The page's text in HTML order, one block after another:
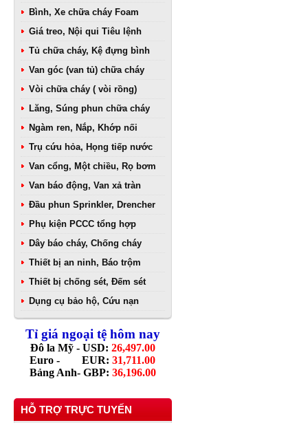
Bình, Xe chữa cháy Foam
Giá treo, Nội qui Tiêu lệnh
Tủ chữa cháy, Kệ đựng bình
Van góc (van tủ) chữa cháy
Vòi chữa cháy ( vòi rồng)
Lăng, Súng phun chữa cháy
Ngàm ren, Nắp, Khớp nối
Trụ cứu hỏa, Họng tiếp nước
Van cổng, Một chiều, Rọ bơm
Van báo động, Van xả tràn
Đầu phun Sprinkler, Drencher
Phụ kiện PCCC tổng hợp
Dây báo cháy, Chống cháy
Thiết bị an ninh, Báo trộm
Thiết bị chống sét, Đếm sét
Dụng cụ bảo hộ, Cứu nạn
Tỉ giá ngoại tệ hôm nay
Đô la Mỹ - USD: 26,497.00
Euro - EUR: 31,711.00
Bảng Anh- GBP: 36,196.00
HỖ TRỢ TRỰC TUYẾN